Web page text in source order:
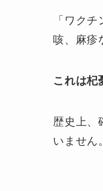
「ワク
咳、麻疹
これは杞
歴史上、
いません